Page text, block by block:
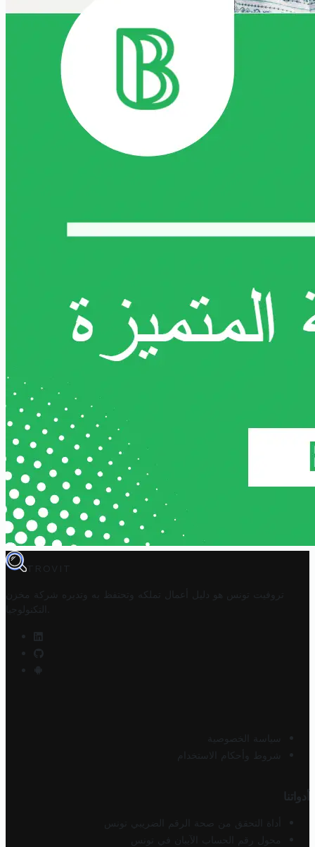
TROVIT
تروفيت تونس هو دليل أعمال تملكه وتحتفظ به وتديره
شركة مخزن
التكنولوجيا
سياسة الخصوصية
شروط وأحكام الاستخدام
أدواتنا
أداة التحقق من صحة الرقم الضريبي تونس
محول رقم الحساب الآيبان في تونس